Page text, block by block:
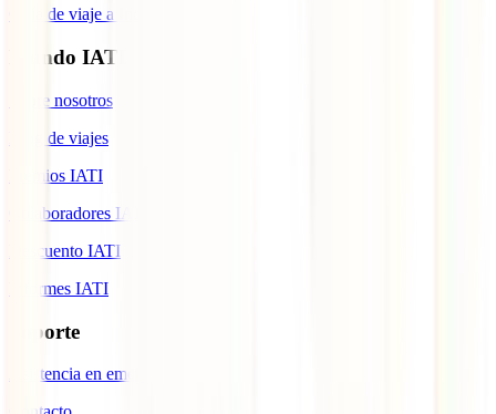
Guía de viaje a Indonesia
Mundo IATI
Sobre nosotros
Blog de viajes
Premios IATI
Colaboradores IATI
Descuento IATI
Informes IATI
Soporte
Asistencia en emergencias